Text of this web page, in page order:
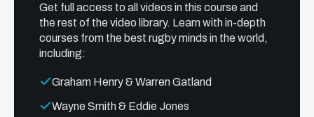
Get full access to all videos in this course and
the rest of the video library. Learn with in-depth
courses from the best rugby minds in the world,
including:
Graham Henry & Warren Gatland
Wayne Smith & Eddie Jones